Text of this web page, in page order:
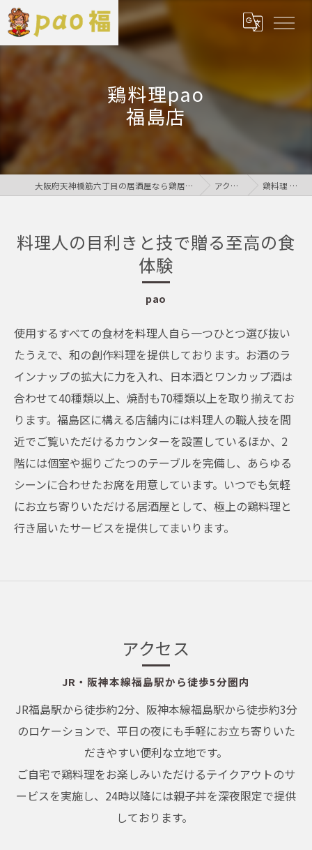
鶏料理pao
福島店
大阪府天神橋筋六丁目の居酒屋なら鶏居酒屋pao福 アクセス 鶏料理 pao
料理人の目利きと技で贈る至高の食
体験
pao
使用するすべての食材を料理人自ら一つひとつ選び抜い
たうえで、和の創作料理を提供しております。お酒のラ
インナップの拡大に力を入れ、日本酒とワンカップ酒は
合わせて40種類以上、焼酎も70種類以上を取り揃えてお
ります。福島区に構える店舗内には料理人の職人技を間
近でご覧いただけるカウンターを設置しているほか、2
階には個室や掘りごたつのテーブルを完備し、あらゆる
シーンに合わせたお席を用意しています。いつでも気軽
にお立ち寄りいただける居酒屋として、極上の鶏料理と
行き届いたサービスを提供してまいります。
アクセス
JR・阪神本線福島駅から徒歩5分圏内
JR福島駅から徒歩約2分、阪神本線福島駅から徒歩約3分
のロケーションで、平日の夜にも手軽にお立ち寄りいた
だきやすい便利な立地です。
ご自宅で鶏料理をお楽しみいただけるテイクアウトのサ
ービスを実施し、24時以降には親子丼を深夜限定で提供
しております。